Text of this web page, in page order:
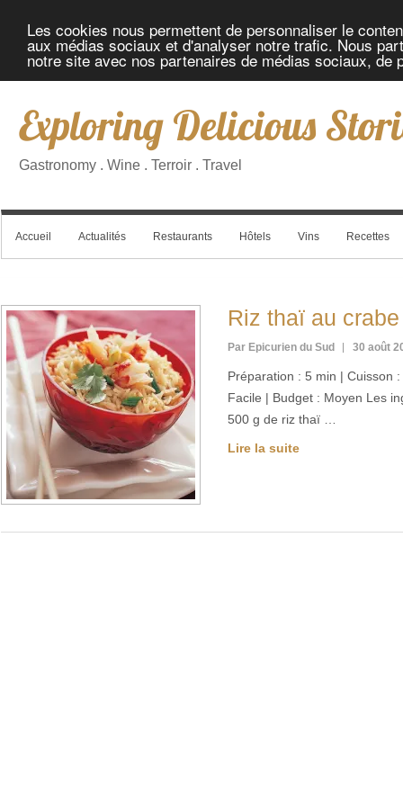
Les cookies nous permettent de personnaliser le
aux médias sociaux et d'analyser notre trafic. Nous
notre site avec nos partenaires de médias sociaux, de
Exploring Delicious
Gastronomy . Wine . Terroir . Travel
Accueil Actualités Restaurants Hôtels Vins Recettes
Riz thaï au
Par Epicurien du Sud 30 août
Préparation : 5 min | Cuisson
Facile | Budget : Moyen Les
500 g de riz thaï …
Lire la suite